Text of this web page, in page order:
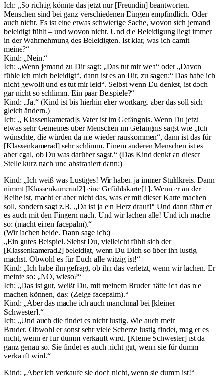
Ich: „So richtig könnte das jetzt nur [Freundin] beantworten.
Menschen sind bei ganz verschiedenen Dingen empfindlich. Oder
auch nicht. Es ist eine etwas schwierige Sache, wovon sich jemand
beleidigt fühlt – und wovon nicht. Und die Beleidigung liegt immer
in der Wahrnehmung des Beleidigten. Ist klar, was ich damit
meine?“
Kind: „Nein.“
Ich: „Wenn jemand zu Dir sagt: „Das tut mir weh“ oder „Davon
fühle ich mich beleidigt“, dann ist es an Dir, zu sagen:“ Das habe ich
nicht gewollt und es tut mir leid“. Selbst wenn Du denkst, ist doch
gar nicht so schlimm. Ein paar Beispiele?“
Kind: „Ja.“ (Kind ist bis hierhin eher wortkarg, aber das soll sich
gleich ändern.)
Ich: „[Klassenkamerad]s Vater ist im Gefängnis. Wenn Du jetzt
etwas sehr Gemeines über Menschen im Gefängnis sagst wie „Ich
wünschte, die würden da nie wieder rauskommen“, dann ist das für
[Klassenkamerad] sehr schlimm. Einem anderen Menschen ist es
aber egal, ob Du was darüber sagst.“ (Das Kind denkt an dieser
Stelle kurz nach und abstrahiert dann:)
Kind: „Ich weiß was Lustiges! Wir haben ja immer Stuhlkreis. Dann
nimmt [Klassenkamerad2] eine Gefühlskarte[1]. Wenn er an der
Reihe ist, macht er aber nicht das, was er mit dieser Karte machen
soll, sondern sagt z.B. „Da ist ja ein Herz drauf!“ Und dann fährt er
es auch mit den Fingern nach. Und wir lachen alle! Und ich mache
so: (macht einen facepalm).“
(Wir lachen beide. Dann sage ich:)
„Ein gutes Beispiel. Siehst Du, vielleicht fühlt sich der
[Klassenkamerad2] beleidigt, wenn Du Dich so über ihn lustig
machst. Obwohl es für Euch alle witzig ist!“
Kind: „Ich habe ihn gefragt, ob ihn das verletzt, wenn wir lachen. Er
meinte so: „NÖ, wieso?“
Ich: „Das ist gut, weißt Du, mit meinem Bruder hätte ich das nie
machen können, das: (Zeige facepalm).“
Kind: „Aber das mache ich auch manchmal bei [kleiner
Schwester].“
Ich: „Und auch die findet es nicht lustig. Wie auch mein
Bruder. Obwohl er sonst sehr viele Scherze lustig findet, mag er es
nicht, wenn er für dumm verkauft wird. [Kleine Schwester] ist da
ganz genau so. Sie findet es auch nicht gut, wenn sie für dumm
verkauft wird.“
Kind: „Aber ich verkaufe sie doch nicht, wenn sie dumm ist!“